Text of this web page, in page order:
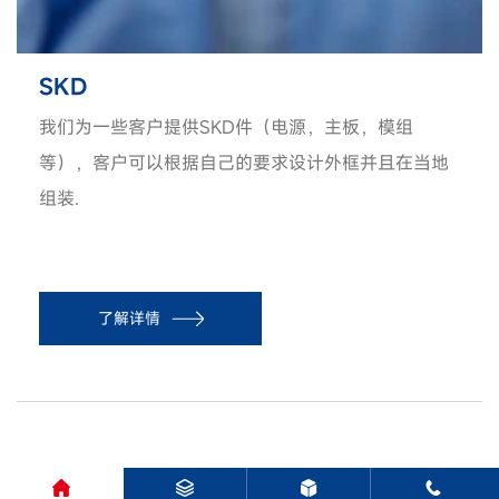
SKD
我们为一些客户提供SKD件（电源，主板，模组
等），客户可以根据自己的要求设计外框并且在当地
组装.
了解详情